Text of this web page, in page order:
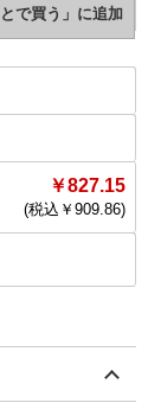
￥827.15
(税込￥ 909.86)